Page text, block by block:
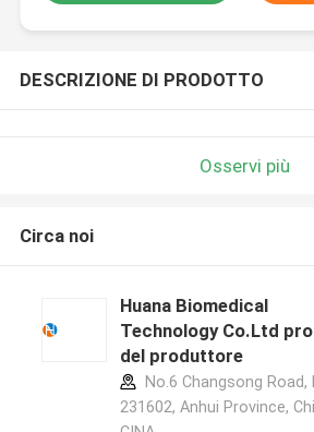
DESCRIZIONE DI PRODOTTO
Osservi più
Circa noi
Huana Biomedical
Technology Co.Ltd
del produttore
No.6 Changsong Road,
231602, Anhui Province,